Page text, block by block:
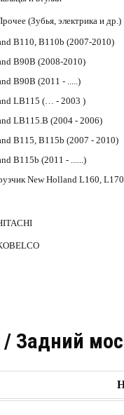
(Зубья, электрика и др.)
B110, B110b (2007-2010)
B90B (2008-2010)
B90B (2011 - .....)
LB115 (… - 2003 )
LB115.B (2004 - 2006)
B115, B115b (2007 - 2010)
B115b (2011 - ......)
New Holland L160, L170
Задний